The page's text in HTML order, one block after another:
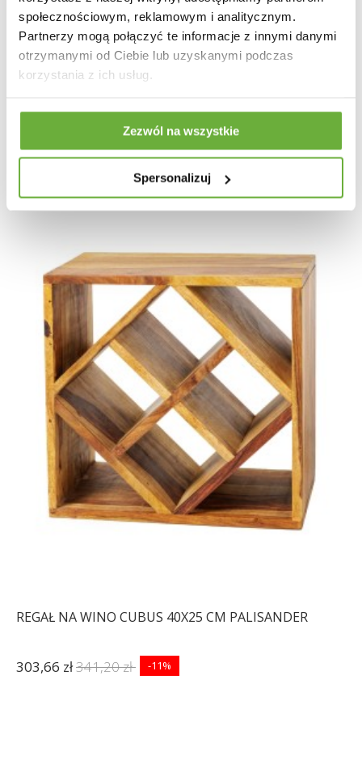
społecznościowym, reklamowym i analitycznym.
Partnerzy mogą połączyć te informacje z innymi danymi
otrzymanymi od Ciebie lub uzyskanymi podczas
korzystania z ich usług.
Zezwól na wszystkie
Spersonalizuj
BAREK NA WINO CELLO 49X20X135 CM SKRZYPCE...
669,98 zł -11%
REGAŁ NA WINO CUBUS 40X25 CM PALISANDER
303,66 zł341,20 zł -11%